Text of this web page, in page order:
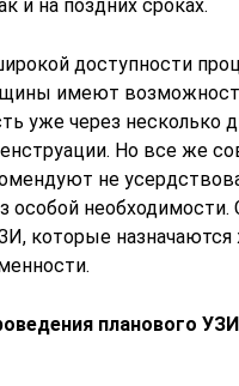
и на поздних сроках.
доступности
имеют
уже через несколько
Но все же
не
особой
которые
планового